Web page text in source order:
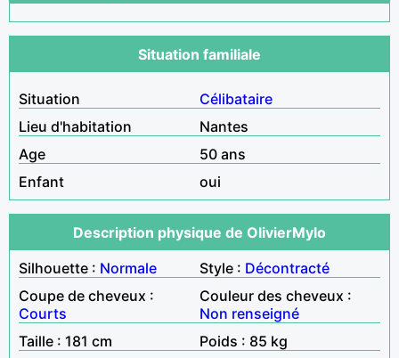
Situation familiale
Situation
Célibataire
Lieu d'habitation
Nantes
Age
50 ans
Enfant
oui
Description physique de OlivierMylo
Silhouette : Normale Style : Décontracté
Coupe de cheveux :
Courts
Couleur des cheveux :
Non renseigné
Taille : 181 cm
Poids : 85 kg